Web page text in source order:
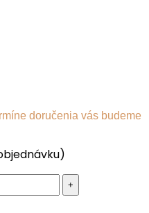
doručenia vás budeme